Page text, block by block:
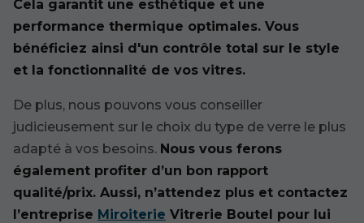
Cela garantit une esthétique et une
performance thermique optimales. ​​​​​Vous
bénéficiez ainsi d'un contrôle total sur le style
et la fonctionnalité de vos vitres.
De plus, nous pouvons vous conseiller
judicieusement sur le choix du type de verre le plus
adapté à vos besoins. Nous vous ferons
également profiter d’un bon rapport
qualité/prix. Aussi, n’attendez plus et contactez
l’entreprise Miroiterie Vitrerie Boutel pour lui